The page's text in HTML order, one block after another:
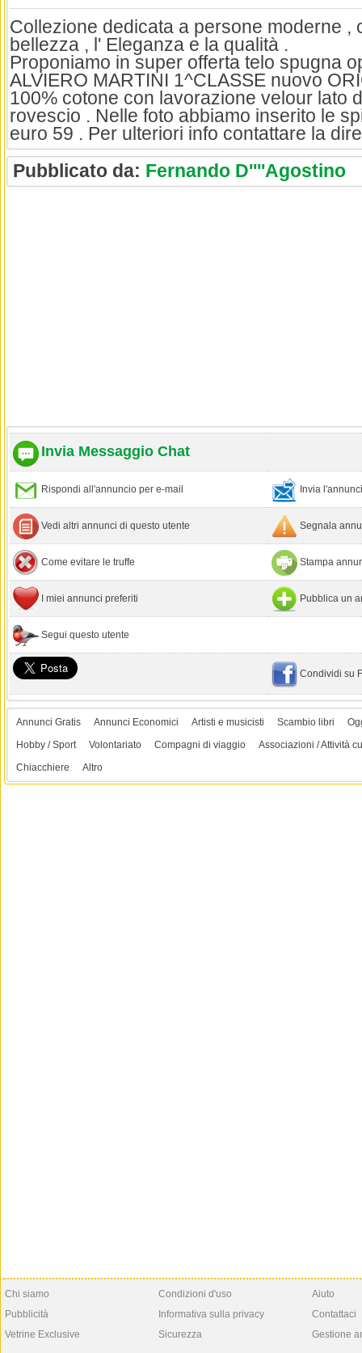
Collezione dedicata a persone moderne ,
bellezza , l' Eleganza e la qualità .
Proponiamo in super offerta telo spugna
ALVIERO MARTINI 1^CLASSE nuovo
100% cotone con lavorazione velour lato
rovescio . Nelle foto abbiamo inserito le
euro 59 . Per ulteriori info contattare la
Pubblicato da: Fernando D''''Agostino
Invia Messaggio Chat
Rispondi all'annuncio per e-mail Invia
Vedi altri annunci di questo utente Segnala
Come evitare le truffe Stampa
I miei annunci preferiti Pubblica un
Segui questo utente
Condividi su
Annunci Gratis Annunci Economici Artisti e musicisti Scambio libri
Hobby / Sport
Volontariato Compagni di viaggio
Associazioni / Attività
Chiacchiere
Altro
Chi siamo
Pubblicità
Vetrine Exclusive
Condizioni d'uso
Informativa sulla privacy
Sicurezza
Aiuto
Contattaci
Gestione